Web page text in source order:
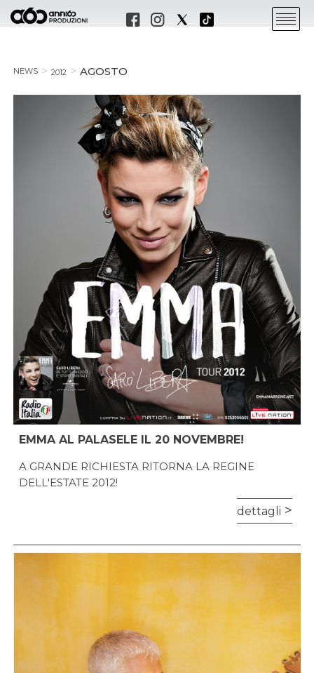
NEWS 2012 AGOSTO
EMMA AL PALASELE IL 20 NOVEMBRE!
A GRANDE RICHIESTA RITORNA LA REGINE
DELL'ESTATE 2012!
dettagli